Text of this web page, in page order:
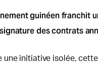
guinéen franchit
des contrats
une initiative isolée,